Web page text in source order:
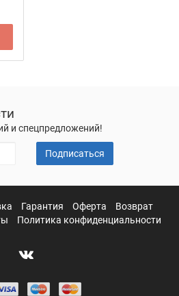
и спецпредложений!
Подписаться
Гарантия Оферта
Возврат
Политика конфиденциальности